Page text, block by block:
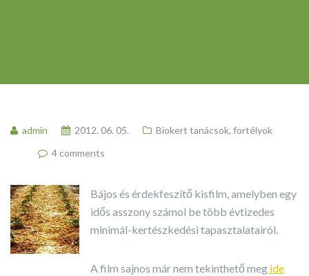
admin 2012. 06. 05.
Biokert tanácsok, fortélyok
4 comments
Bájos és érdekfeszítő kisfilm, amelyben egy
idős asszony számol be több évtizedes
minimál-kertészkedési tapasztalatairól.
A film sajnos már nem tekinthető meg ide